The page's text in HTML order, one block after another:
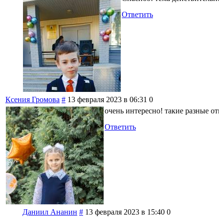
Ответить
Ксения Громова # 13 февраля 2023 в 06:31 0
очень интересно! такие разные
Ответить
Даниил Ананин # 13 февраля 2023 в 15:40 0